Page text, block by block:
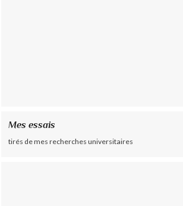
Mes essais
tirés de mes recherches universitaires